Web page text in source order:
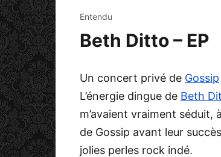
Entendu
Beth Ditto – EP
Un concert privé de Gossip
L’énergie dingue de Beth
m’avaient vraiment séduit,
de Gossip avant leur
jolies perles rock indé.